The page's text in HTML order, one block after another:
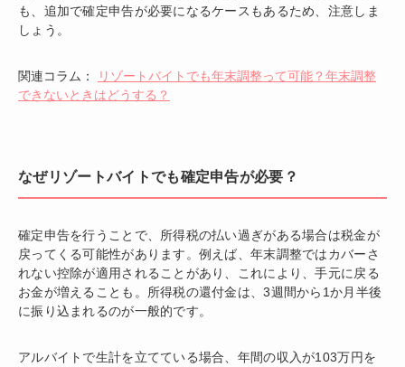
も、追加で確定申告が必要になるケースもあるため、注意しま
しょう。
関連コラム：
リゾートバイトでも年末調整って可能？年末調整
できないときはどうする？
なぜリゾートバイトでも確定申告が必要？
確定申告を行うことで、所得税の払い過ぎがある場合は税金が
戻ってくる可能性があります。例えば、年末調整ではカバーさ
れない控除が適用されることがあり、これにより、手元に戻る
お金が増えることも。所得税の還付金は、3週間から1か月半後
に振り込まれるのが一般的です。
アルバイトで生計を立てている場合、年間の収入が103万円を